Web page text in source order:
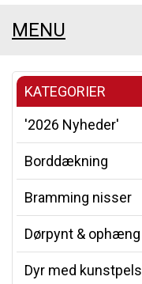
MENU
KATEGORIER
'2026 Nyheder'
Borddækning
Bramming nisser
Dørpynt & ophæng
Dyr med kunstpels